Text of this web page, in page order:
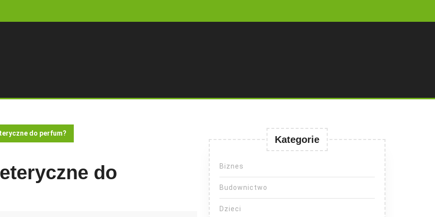
do perfum?
do
Kategorie
Biznes
Budownictwo
Dzieci